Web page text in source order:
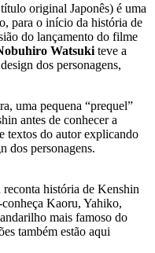
original Japonês) é uma
para o início da história de
do lançamento do filme
Watsuki teve a
dos personagens,
uma pequena “prequel”
antes de conhecer a
textos do autor explicando
dos personagens.
história de Kenshin
Kaoru, Yahiko,
mais famoso do
também estão aqui